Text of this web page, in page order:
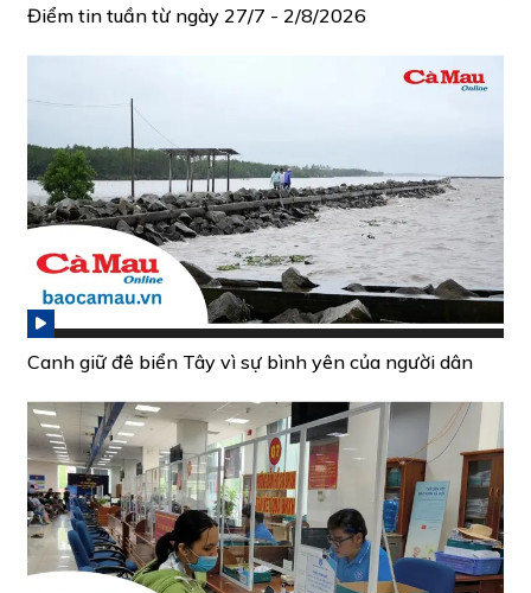
Điểm tin tuần từ ngày 27/7 - 2/8/2026
Canh giữ đê biển Tây vì sự bình yên của người dân